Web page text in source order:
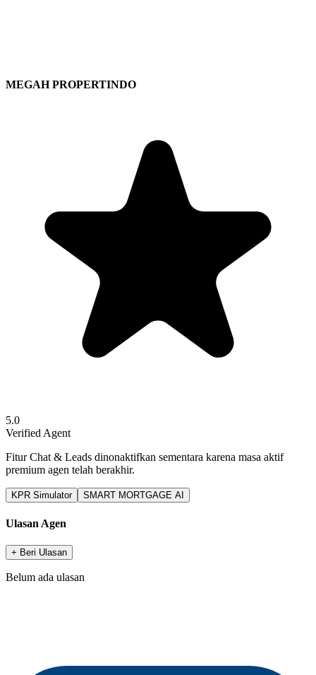
MEGAH PROPERTINDO
5.0
Verified Agent
Fitur Chat & Leads dinonaktifkan sementara karena masa aktif
premium agen telah berakhir.
KPR Simulator SMART MORTGAGE AI
Ulasan Agen
+ Beri Ulasan
Belum ada ulasan